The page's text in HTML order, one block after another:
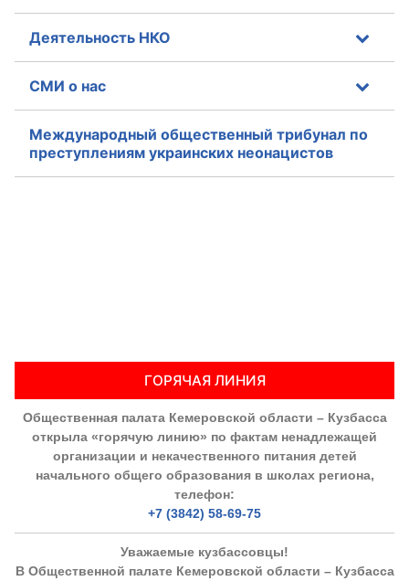
Деятельность НКО
СМИ о нас
Международный общественный трибунал по
преступлениям украинских неонацистов
ГОРЯЧАЯ ЛИНИЯ
Общественная палата Кемеровской области – Кузбасса
открыла «горячую линию» по фактам ненадлежащей
организации и некачественного питания детей
начального общего образования в школах региона,
телефон:
+7 (3842) 58-69-75
Уважаемые кузбассовцы!
В Общественной палате Кемеровской области – Кузбасса